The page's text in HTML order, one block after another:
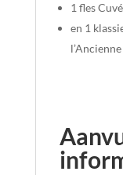
1 fles
en 1